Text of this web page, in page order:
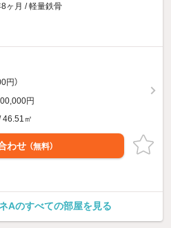
ヶ月 / 軽量鉄骨
円）
円
46.51㎡
わせ （無料）
Aのすべての部屋を見る